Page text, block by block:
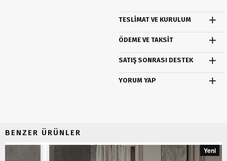
TESLIMAT VE KURULUM
ÖDEME VE TAKSIT
SATIŞ SONRASI DESTEK
YORUM YAP
BENZER ÜRÜNLER
Yeni